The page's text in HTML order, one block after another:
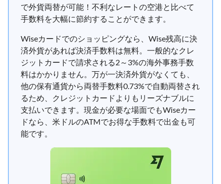
で外貨両替が可能！不利なレートの空港と比べて
手数料を大幅に節約することができます。
Wiseカードでのショッピングなら、Wise残高に決
済外貨があれば決済手数料は無料。一般的なクレ
ジットカードで請求される2～3%の海外事務手数
料はかかりません。万が一決済外貨がなくても、
他の保有通貨から両替手数料0.73%で自動両替され
るため、クレジットカードよりもリーズナブルに
支払いできます。現金が必要な場面でもWiseカー
ドなら、米ドルのATMでお得な手数料で出金も可
能です。